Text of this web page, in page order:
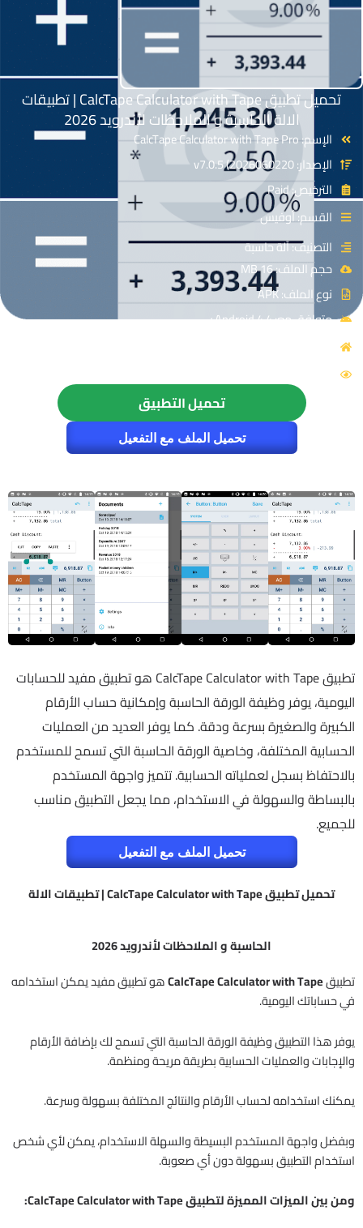
تحميل تطبيق CalcTape Calculator with Tape | تطبيقات
الالة الحاسبة و الملاحظات لأندرويد 2026
الإسم: CalcTape Calculator with Tape Pro
الإصدار: v7.0.5 (2026060220
الترخيص: Paid
القسم: أوفيس
التصنيف: آلة حاسبة
حجم الملف: 16 MB
نوع الملف: APK
متوافق مع: Android 4.4+
تحميل التطبيق
تحميل الملف مع التفعيل
تطبيق CalcTape Calculator with Tape هو تطبيق مفيد للحسابات
اليومية، يوفر وظيفة الورقة الحاسبة وإمكانية حساب الأرقام
الكبيرة والصغيرة بسرعة ودقة. كما يوفر العديد من العمليات
الحسابية المختلفة، وخاصية الورقة الحاسبة التي تسمح للمستخدم
بالاحتفاظ بسجل لعملياته الحسابية. تتميز واجهة المستخدم
بالبساطة والسهولة في الاستخدام، مما يجعل التطبيق مناسب
للجميع.
تحميل الملف مع التفعيل
تحميل تطبيق CalcTape Calculator with Tape | تطبيقات الالة
الحاسبة و الملاحظات لأندرويد 2026
تطبيقCalcTape Calculator with Tapeهو تطبيق مفيد يمكن استخدامه
في حساباتك اليومية.
يوفر هذا التطبيق وظيفة الورقة الحاسبة التي تسمح لك بإضافة الأرقام
والإجابات والعمليات الحسابية بطريقة مريحة ومنظمة.
يمكنك استخدامه لحساب الأرقام والنتائج المختلفة بسهولة وسرعة.
وبفضل واجهة المستخدم البسيطة والسهلة الاستخدام، يمكن لأي شخص
استخدام التطبيق بسهولة دون أي صعوبة.
ومن بين الميزات المميزة لتطبيق CalcTape Calculator with Tape: